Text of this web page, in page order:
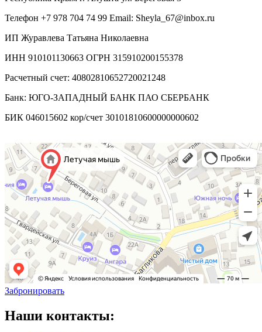
Телефон +7 978 704 74 99 Email: Sheyla_67@inbox.ru
ИП Журавлева Татьяна Николаевна
ИНН 910101130663 ОГРН 315910200155378
Расчетный счет: 40802810652720021248
Банк: ЮГО-ЗАПАДНЫЙ БАНК ПАО СБЕРБАНК
БИК 046015602 кор/счет 30101810600000000602
Забронировать
Наши контакты: